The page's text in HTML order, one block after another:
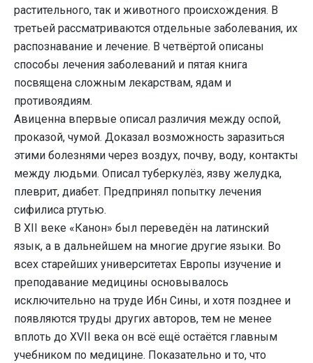
растительного, так и животного происхождения. В
третьей рассматриваются отдельные заболевания, их
распознавание и лечение. В четвёртой описаны
способы лечения заболеваний и пятая книга
посвящена сложным лекарствам, ядам и
противоядиям.
Авиценна впервые описал различия между оспой,
проказой, чумой. Доказал возможность заразиться
этими болезнями через воздух, почву, воду, контакты
между людьми. Описал туберкулёз, язву желудка,
плеврит, диабет. Предпринял попытку лечения
сифилиса ртутью.
В XII веке «Канон» был переведён на латинский
язык, а в дальнейшем на многие другие языки. Во
всех старейших университетах Европы изучение и
преподавание медицины основывалось
исключительно на труде Ибн Сины, и хотя позднее и
появляются труды других авторов, тем не менее
вплоть до XVII века он всё ещё остаётся главным
учебником по медицине. Показательно и то, что